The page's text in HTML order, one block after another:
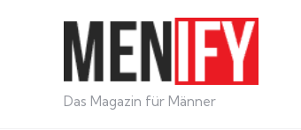
Das Magazin für Männer